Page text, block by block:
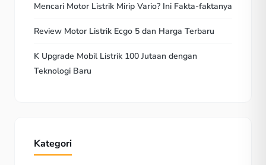
Mencari Motor Listrik Mirip Vario? Ini Fakta-faktanya
Review Motor Listrik Ecgo 5 dan Harga Terbaru
K Upgrade Mobil Listrik 100 Jutaan dengan
Teknologi Baru
Kategori